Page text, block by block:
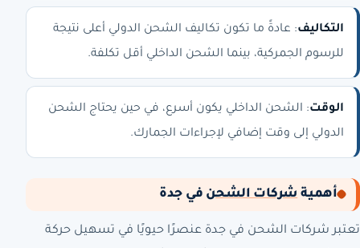
التكاليف: عادةً ما تكون تكاليف الشحن الدولي أعلى نتيجة
للرسوم الجمركية، بينما الشحن الداخلي أقل تكلفة.
الوقت: الشحن الداخلي يكون أسرع، في حين يحتاج الشحن
الدولي إلى وقت إضافي لإجراءات الجمارك.
أهمية شركات الشحن في جدة
تعتبر شركات الشحن في جدة عنصرًا حيويًا في تسهيل حركة